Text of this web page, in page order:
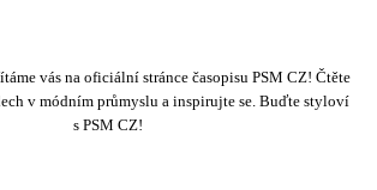
vás na oficiální stránce časopisu PSM CZ! Čtěte
v módním průmyslu a inspirujte se. Buďte styloví
s PSM CZ!